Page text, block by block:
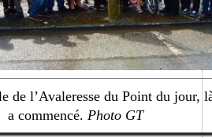
de l’Avaleresse du Point du jour,
a commencé. Photo GT